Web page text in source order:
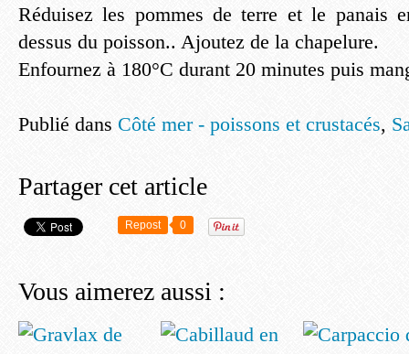
Réduisez les pommes de terre et le panais
dessus du poisson.. Ajoutez de la chapelure.
Enfournez à 180°C durant 20 minutes puis
Publié dans Côté mer - poissons et crustacés,
Partager cet article
Repost 0
Vous aimerez aussi :